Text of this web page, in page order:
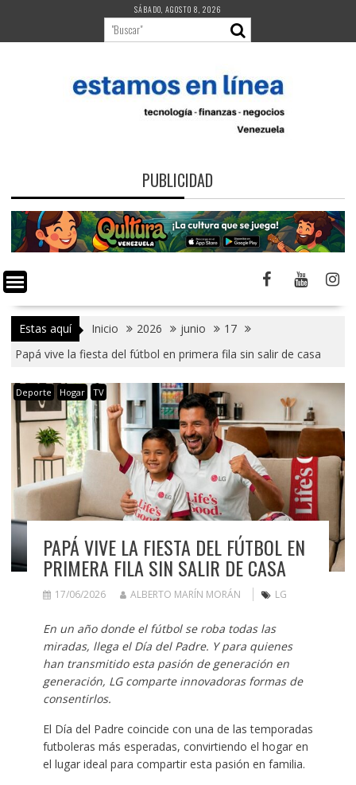
contenido
SÁBADO, AGOSTO 8, 2026
PUBLICIDAD
Estas aquí Inicio 2026 junio
17
Papá vive la fiesta del fútbol en primera fila sin salir de casa
Deporte Hogar TV
PAPÁ VIVE LA FIESTA DEL FÚTBOL EN
PRIMERA FILA SIN SALIR DE CASA
17/06/2026 ALBERTO MARÍN MORÁN LG
En un año donde el fútbol se roba todas las
miradas, llega el Día del Padre. Y para quienes
han transmitido esta pasión de generación en
generación, LG comparte innovadoras formas de
consentirlos.
El Día del Padre coincide con una de las temporadas
futboleras más esperadas, convirtiendo el hogar en
el lugar ideal para compartir esta pasión en familia.